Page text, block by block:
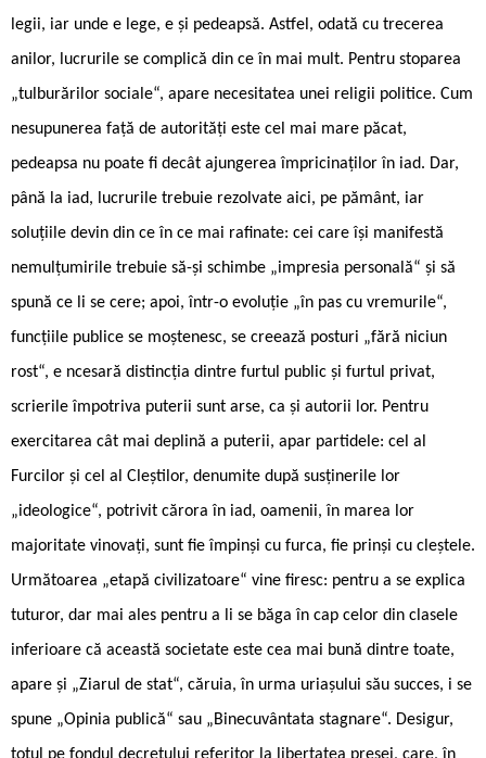
legii, iar unde e lege, e și pedeapsă. Astfel, odată cu trecerea
anilor, lucrurile se complică din ce în mai mult. Pentru stoparea
„tulburărilor sociale“, apare necesitatea unei religii politice. Cum
nesupunerea față de autorități este cel mai mare păcat,
pedeapsa nu poate fi decât ajungerea împricinaților în iad. Dar,
până la iad, lucrurile trebuie rezolvate aici, pe pământ, iar
soluțiile devin din ce în ce mai rafinate: cei care își manifestă
nemulțumirile trebuie să-și schimbe „impresia personală“ și să
spună ce li se cere; apoi, într-o evoluție „în pas cu vremurile“,
funcțiile publice se moștenesc, se creează posturi „fără niciun
rost“, e ncesară distincția dintre furtul public și furtul privat,
scrierile împotriva puterii sunt arse, ca și autorii lor. Pentru
exercitarea cât mai deplină a puterii, apar partidele: cel al
Furcilor și cel al Cleștilor, denumite după susținerile lor
„ideologice“, potrivit cărora în iad, oamenii, în marea lor
majoritate vinovați, sunt fie împinși cu furca, fie prinși cu cleștele.
Următoarea „etapă civilizatoare“ vine firesc: pentru a se explica
tuturor, dar mai ales pentru a li se băga în cap celor din clasele
inferioare că această societate este cea mai bună dintre toate,
apare și „Ziarul de stat“, căruia, în urma uriașului său succes, i se
spune „Opinia publică“ sau „Binecuvântata stagnare“. Desigur,
totul pe fondul decretului referitor la libertatea presei, care, în